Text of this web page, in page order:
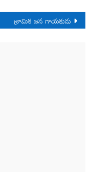
శ్రామిక జన గాయకుడు